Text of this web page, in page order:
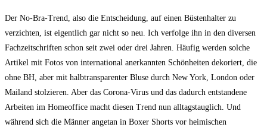
Der No-Bra-Trend, also die Entscheidung, auf einen Büstenhalter zu
verzichten, ist eigentlich gar nicht so neu. Ich verfolge ihn in den diversen
Fachzeitschriften schon seit zwei oder drei Jahren. Häufig werden solche
Artikel mit Fotos von international anerkannten Schönheiten dekoriert, die
ohne BH, aber mit halbtransparenter Bluse durch New York, London oder
Mailand stolzieren. Aber das Corona-Virus und das dadurch entstandene
Arbeiten im Homeoffice macht diesen Trend nun alltagstauglich. Und
während sich die Männer angetan in Boxer Shorts vor heimischen